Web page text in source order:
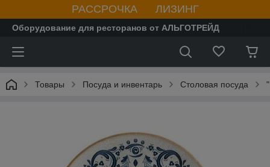
РАССРОЧКА ЛИЗИНГ
Оборудование для ресторанов от АЛЬГОТРЕЙД
Товары Посуда и инвентарь Столовая посуда